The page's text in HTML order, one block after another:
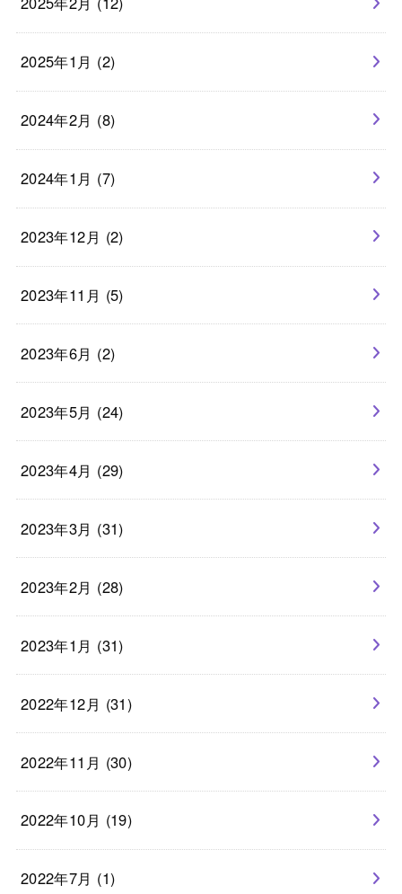
2025年1月 (2)
2024年2月 (8)
2024年1月 (7)
2023年12月 (2)
2023年11月 (5)
2023年6月 (2)
2023年5月 (24)
2023年4月 (29)
2023年3月 (31)
2023年2月 (28)
2023年1月 (31)
2022年12月 (31)
2022年11月 (30)
2022年10月 (19)
2022年7月 (1)